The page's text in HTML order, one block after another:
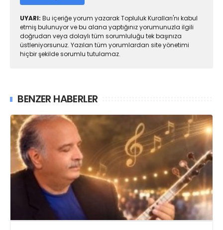
UYARI: Bu içeriğe yorum yazarak Topluluk Kuralları'nı kabul
etmiş bulunuyor ve bu alana yaptığınız yorumunuzla ilgili
doğrudan veya dolaylı tüm sorumluluğu tek başınıza
üstleniyorsunuz. Yazılan tüm yorumlardan site yönetimi
hiçbir şekilde sorumlu tutulamaz.
BENZER HABERLER